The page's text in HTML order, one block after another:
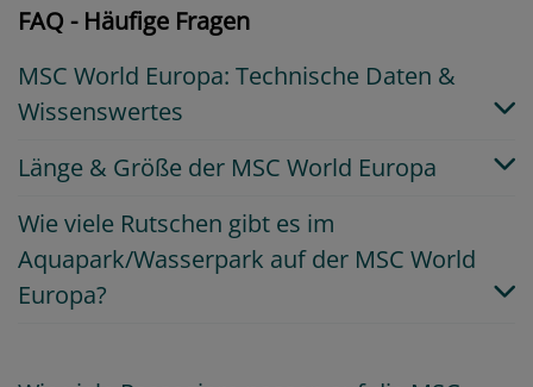
FAQ - Häufige Fragen
MSC World Europa: Technische Daten &
Wissenswertes
Länge & Größe der MSC World Europa
Wie viele Rutschen gibt es im
Aquapark/Wasserpark auf der MSC World
Europa?